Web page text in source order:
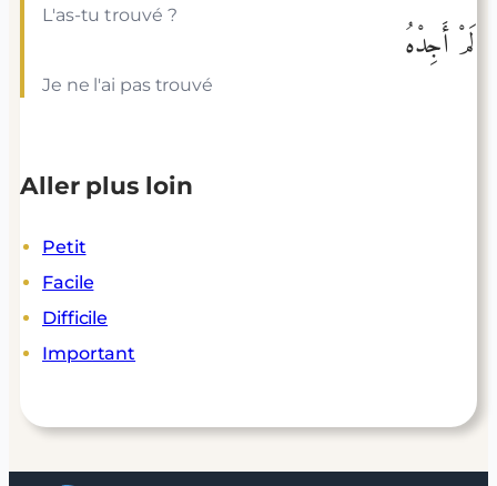
L'as-tu trouvé ?
لَمْ أَجِدْهُ
Je ne l'ai pas trouvé
Aller plus loin
Petit
Facile
Difficile
Important